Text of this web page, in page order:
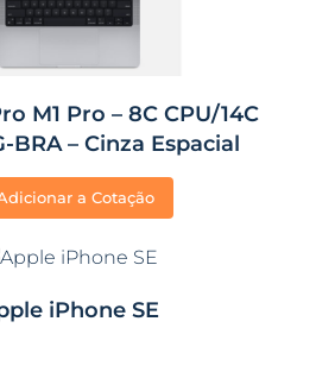
M1 Pro – 8C CPU/14C
BRA – Cinza Espacial
a Cotação
iPhone SE